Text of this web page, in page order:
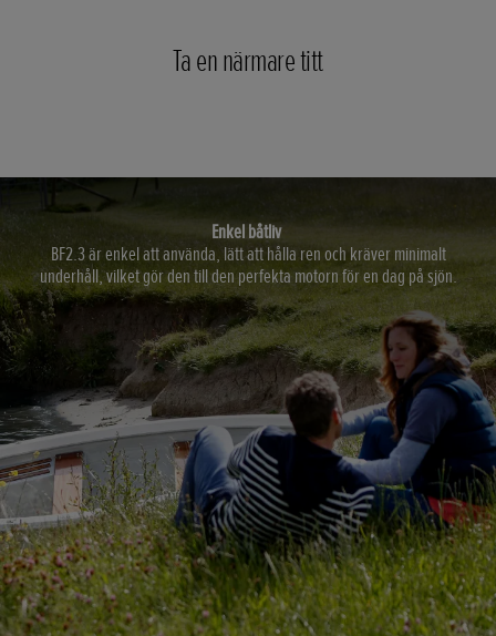
Ta en närmare titt
Enkel båtliv
BF2.3 är enkel att använda, lätt att hålla ren och kräver minimalt
underhåll, vilket gör den till den perfekta motorn för en dag på sjön.